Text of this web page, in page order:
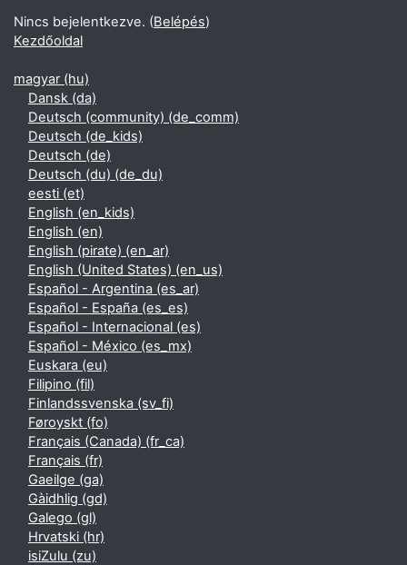
Nincs bejelentkezve. (Belépés)
Kezdőoldal
magyar ‎(hu)‎
Dansk ‎(da)‎
Deutsch (community) ‎(de_comm)‎
Deutsch ‎(de_kids)‎
Deutsch ‎(de)‎
Deutsch (du) ‎(de_du)‎
eesti ‎(et)‎
English ‎(en_kids)‎
English ‎(en)‎
English (pirate) ‎(en_ar)‎
English (United States) ‎(en_us)‎
Español - Argentina ‎(es_ar)‎
Español - España ‎(es_es)‎
Español - Internacional ‎(es)‎
Español - México ‎(es_mx)‎
Euskara ‎(eu)‎
Filipino ‎(fil)‎
Finlandssvenska ‎(sv_fi)‎
Føroyskt ‎(fo)‎
Français (Canada) ‎(fr_ca)‎
Français ‎(fr)‎
Gaeilge ‎(ga)‎
Gàidhlig ‎(gd)‎
Galego ‎(gl)‎
Hrvatski ‎(hr)‎
isiZulu ‎(zu)‎